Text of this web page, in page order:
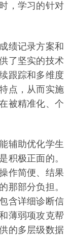
，学习的针对
绩记录方案和
了坚实的技术
跟踪和多维度
点，从而实施
被精准化、个
辅助优化学生
积极正面的。
作简便、结果
那部分负担。
含详细诊断信
薄弱项攻克帮
的多层级数据